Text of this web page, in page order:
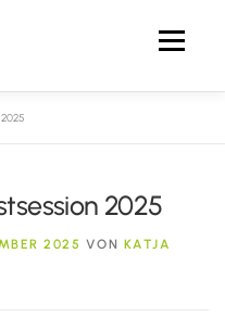
Menü
KONTAKT 2025
2025 VON KATJA